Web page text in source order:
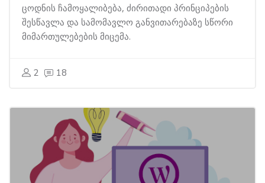
ცოდნის ჩამოყალიბება, ძირითადი პრინციპების
შესწავლა და სამომავლო განვითარებაზე სწორი
მიმართულებების მიცემა.
2 18